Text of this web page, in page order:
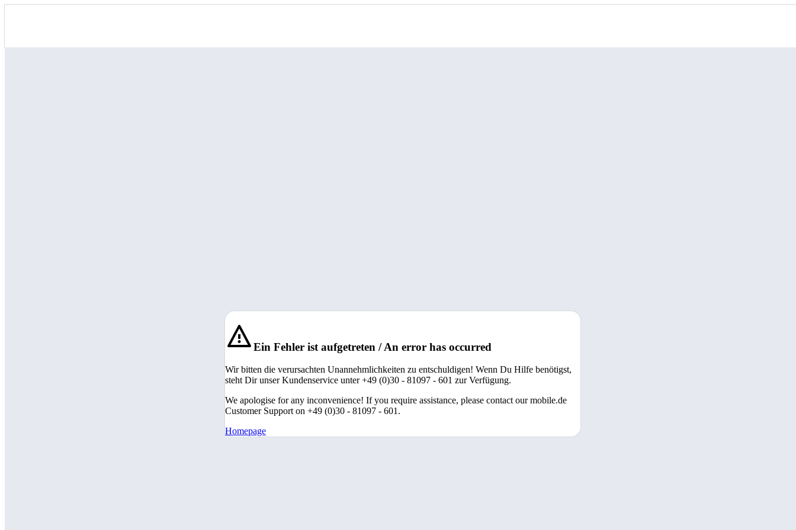
Ein Fehler ist aufgetreten / An error has occurred
Wir bitten die verursachten Unannehmlichkeiten zu entschuldigen! Wenn Du Hilfe benötigst,
steht Dir unser Kundenservice unter +49 (0)30 - 81097 - 601 zur Verfügung.
We apologise for any inconvenience! If you require assistance, please contact our mobile.de
Customer Support on +49 (0)30 - 81097 - 601.
Homepage